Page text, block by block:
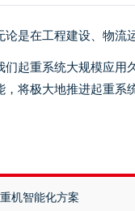
论是在工程建设、物流
们起重系统大规模应用
，将极大地推进起重系
机智能化方案